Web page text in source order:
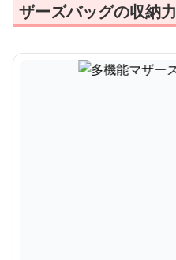
ザーズバッグの収納力